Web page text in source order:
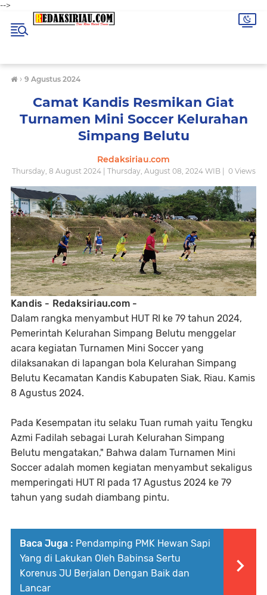
-->
› 9 Agustus 2024
Camat Kandis Resmikan Giat
Turnamen Mini Soccer Kelurahan
Simpang Belutu
Redaksiriau.com
Thursday, 8 August 2024 | Thursday, August 08, 2024 WIB | 0Views
Kandis - Redaksiriau.com -
Dalam rangka menyambut HUT RI ke 79 tahun 2024,
Pemerintah Kelurahan Simpang Belutu menggelar
acara kegiatan Turnamen Mini Soccer yang
dilaksanakan di lapangan bola Kelurahan Simpang
Belutu Kecamatan Kandis Kabupaten Siak, Riau. Kamis
8 Agustus 2024.
Pada Kesempatan itu selaku Tuan rumah yaitu Tengku
Azmi Fadilah sebagai Lurah Kelurahan Simpang
Belutu mengatakan," Bahwa dalam Turnamen Mini
Soccer adalah momen kegiatan menyambut sekaligus
memperingati HUT RI pada 17 Agustus 2024 ke 79
tahun yang sudah diambang pintu.
Baca Juga : Pendamping PMK Hewan Sapi
Yang di Lakukan Oleh Babinsa Sertu
Korenus JU Berjalan Dengan Baik dan
Lancar